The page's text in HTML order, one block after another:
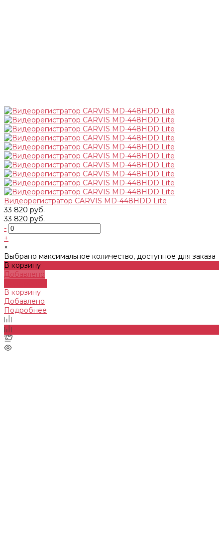
Видеорегистратор CARVIS MD-448HDD Lite
33 820 руб.
33 820 руб.
-
+
×
Выбрано максимальное количество, доступное для заказа
В корзину
Добавлено
В корзину
Добавлено
Подробнее